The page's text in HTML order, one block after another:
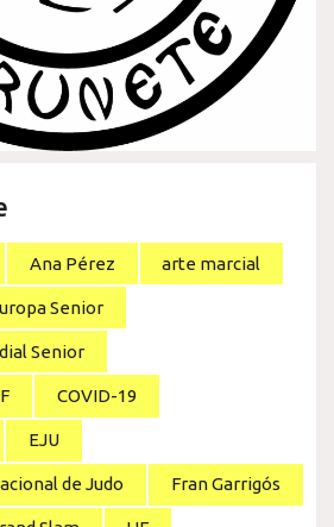
Ana Pérez arte marcial
Senior
Senior
COVID-19
EJU
de Judo Fran Garrigós